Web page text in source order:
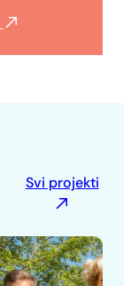
Svi projekti